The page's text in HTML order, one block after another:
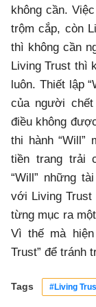
không cần.
trộm cắp, còn
thì không cần
Living Trust thì
luôn. Thiết lập
của người
điều không
thi hành “Will”
tiền trang trải
“Will” những
với Living
từng mục ra
Vì thế mà
Trust” để tránh
Tags #Living